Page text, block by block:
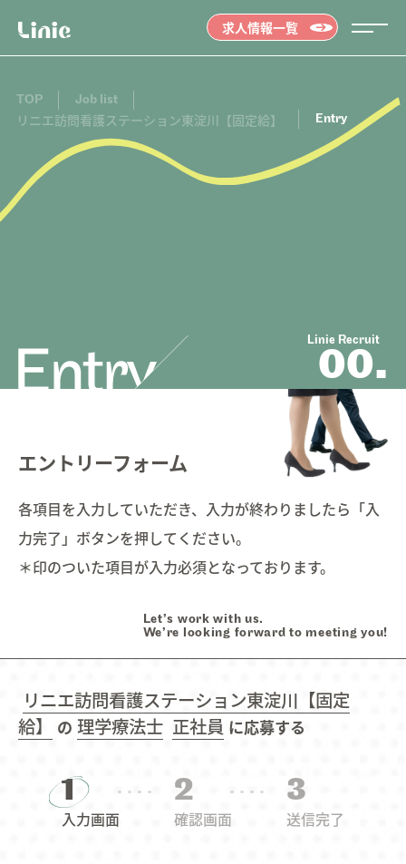
求人情報一覧
02. Job list
Welfare
Work style ワークスタイル
08. Information お知らせ
Contact お問い合わせ
TOP
Job list
リニエ訪問看護ステーション東淀川【固定給】
Entry
Linie Recruit
00.
エントリーフォーム
各項目を入力していただき、入力が終わりましたら「入
力完了」ボタンを押してください。
＊印のついた項目が入力必須となっております。
Let’s work with us.
We’re looking forward to meeting you!
リニエ訪問看護ステーション東淀川【固定
給】
の 理学療法士 正社員 に応募する
1
入力画面
2
確認画面
3
送信完了